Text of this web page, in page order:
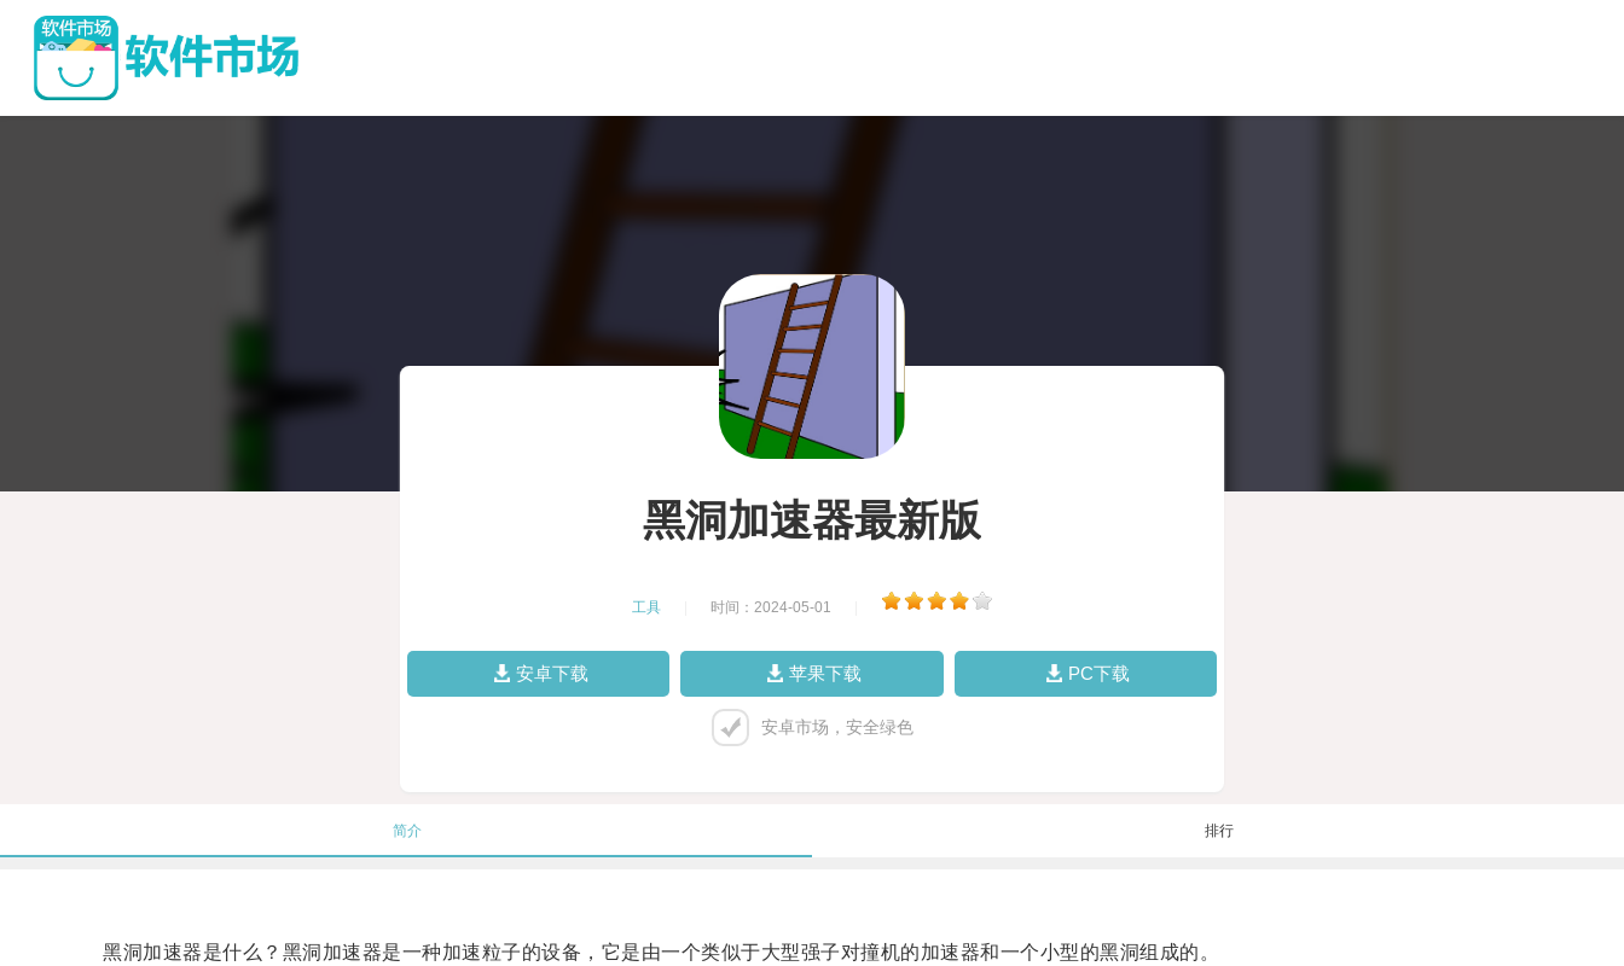
黑洞加速器最新版
工具 时间：2024-05-01
安卓下载 苹果下载 PC下载
安卓市场，安全绿色
简介 排行
黑洞加速器是什么？黑洞加速器是一种加速粒子的设备，它是由一个类似于大型强子对撞机的加速器和一个小型的黑洞组成的。